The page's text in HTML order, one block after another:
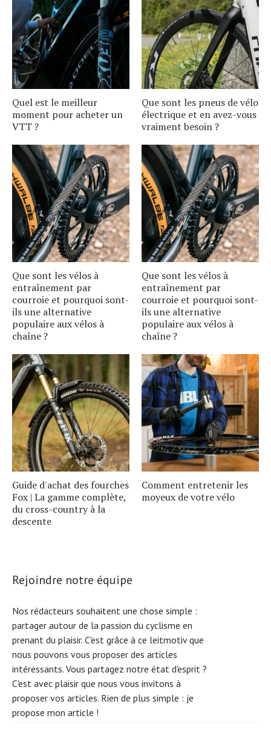
Quel est le meilleur
moment pour acheter un
VTT ?
Que sont les pneus de vélo
électrique et en avez-vous
vraiment besoin ?
Que sont les vélos à
entraînement par
courroie et pourquoi sont-
ils une alternative
populaire aux vélos à
chaîne ?
Que sont les vélos à
entraînement par
courroie et pourquoi sont-
ils une alternative
populaire aux vélos à
chaîne ?
Guide d'achat des fourches
Fox | La gamme complète,
du cross-country à la
descente
Comment entretenir les
moyeux de votre vélo
Rejoindre notre équipe
Nos rédacteurs souhaitent une chose simple :
partager autour de la passion du cyclisme en
prenant du plaisir. C'est grâce à ce leitmotiv que
nous pouvons vous proposer des articles
intéressants. Vous partagez notre état d'esprit ?
C'est avec plaisir que nous vous invitons à
proposer vos articles. Rien de plus simple : je
propose mon article !